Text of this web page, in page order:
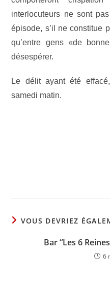
interlocuteurs ne sont
épisode, s’il ne constitue
qu’entre gens «de
désespérer.
Le délit ayant été
samedi matin.
VOUS DEVRIEZ
Bar “Les 6
6